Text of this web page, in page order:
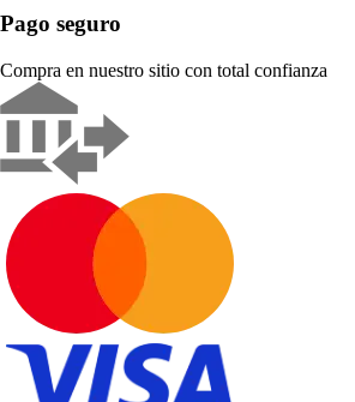
Pago seguro
Compra en nuestro sitio con total confianza